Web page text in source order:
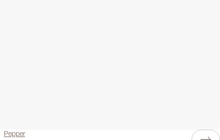
Pepper